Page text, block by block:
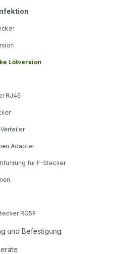
Lötversion
RJ45
Adapter
für F-Stecker
RG59
und Befestigung